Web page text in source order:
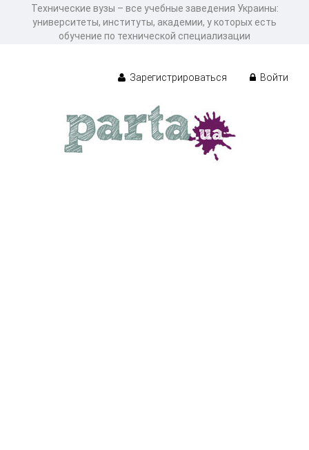
Технические вузы – все учебные заведения Украины:
университеты, институты, академии, у которых есть
обучение по технической специализации
Зарегистрироваться Войти